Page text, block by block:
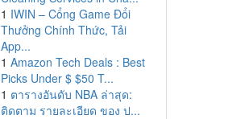
1 IWIN – Cổng Game Đổi
Thưởng Chính Thức, Tải
App...
1 Amazon Tech Deals : Best
Picks Under $ $50 T...
1 ตารางอันดับ NBA ล่าสุด:
ติดตาม รายละเอียด ของ ป...